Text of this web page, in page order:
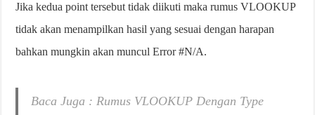
Jika kedua point tersebut tidak diikuti maka rumus VLOOKUP
tidak akan menampilkan hasil yang sesuai dengan harapan
bahkan mungkin akan muncul Error #N/A.
Baca Juga : Rumus VLOOKUP Dengan Type